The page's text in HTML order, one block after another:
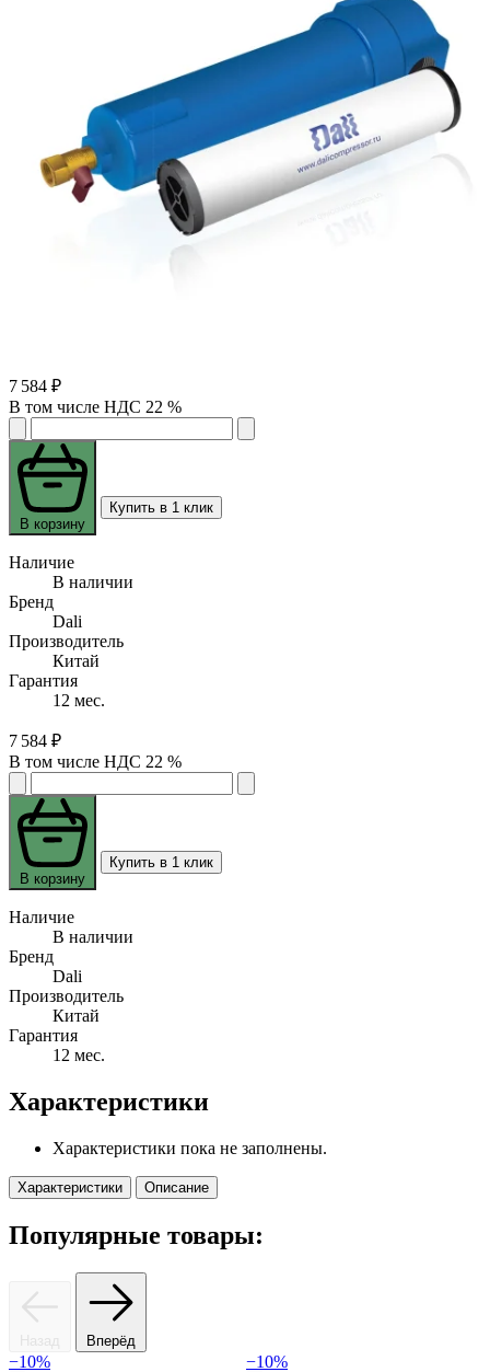
7 584 ₽
В том числе НДС 22 %
В корзину
Купить в 1 клик
Наличие
В наличии
Бренд
Dali
Производитель
Китай
Гарантия
12 мес.
7 584 ₽
В том числе НДС 22 %
В корзину
Купить в 1 клик
Наличие
В наличии
Бренд
Dali
Производитель
Китай
Гарантия
12 мес.
Характеристики
Характеристики пока не заполнены.
Характеристики Описание
Популярные товары:
Назад Вперёд
−10% −10%